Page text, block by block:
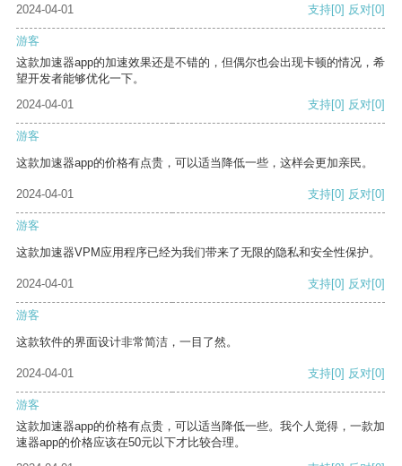
2024-04-01 支持[0] 反对[0]
游客
这款加速器app的加速效果还是不错的，但偶尔也会出现卡顿的情况，希
望开发者能够优化一下。
2024-04-01
支持[0] 反对[0]
游客
这款加速器app的价格有点贵，可以适当降低一些，这样会更加亲民。
2024-04-01 支持[0] 反对[0]
游客
这款加速器VPM应用程序已经为我们带来了无限的隐私和安全性保护。
2024-04-01 支持[0] 反对[0]
游客
这款软件的界面设计非常简洁，一目了然。
2024-04-01 支持[0] 反对[0]
游客
这款加速器app的价格有点贵，可以适当降低一些。我个人觉得，一款加
速器app的价格应该在50元以下才比较合理。